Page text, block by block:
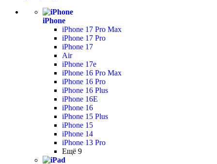
iPhone
iPhone 17 Pro Max
iPhone 17 Pro
iPhone 17
Air
iPhone 17e
iPhone 16 Pro Max
iPhone 16 Pro
iPhone 16 Plus
iPhone 16E
iPhone 16
iPhone 15 Plus
iPhone 15
iPhone 14
iPhone 13 Pro
Ещё 9